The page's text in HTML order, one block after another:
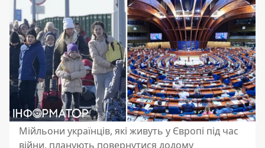
Мійльони українців, які живуть у Європі під час
війни, планують повернутися додому